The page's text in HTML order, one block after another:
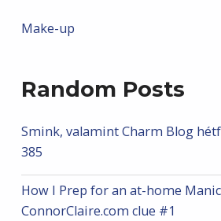
Make-up
Random Posts
Smink, valamint Charm Blog
385
How I Prep for an at-home
ConnorClaire.com clue #1